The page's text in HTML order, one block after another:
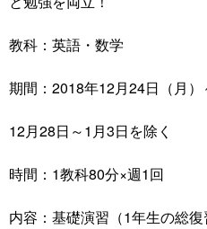
教科：英語・数学
期間：2018年12月24日（月）
12月28日～1月3日を除く
時間：1教科80分×週1回
内容：基礎演習（1年生の総復